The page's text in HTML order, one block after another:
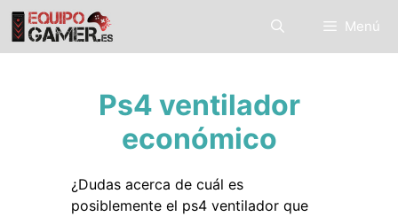
Saltar
contenido
Menú
Ps4 ventilador
económico
¿Dudas acerca de cuál es
posiblemente el ps4 ventilador que